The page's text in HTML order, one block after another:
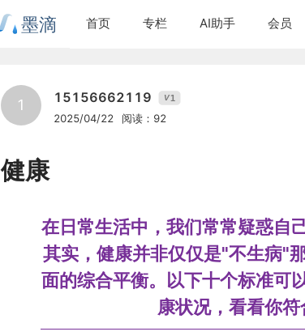
墨滴 首页 专栏 AI助手 会员
1 15156662119 V1
2025/04/22 阅读：92
健康
在日常生活中，我们常常疑惑自
其实，健康并非仅仅是"不生病"
面的综合平衡。以下十个标准可
康状况，看看你符